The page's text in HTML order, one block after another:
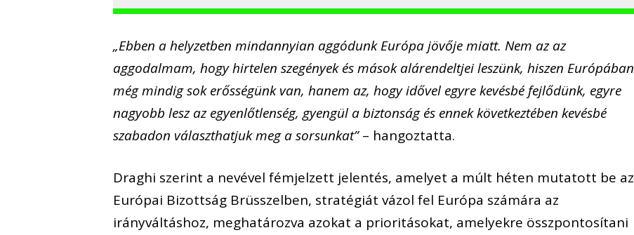
„Ebben a helyzetben mindannyian aggódunk Európa jövője miatt. Nem az az
aggodalmam, hogy hirtelen szegények és mások alárendeltjei leszünk, hiszen Európában
még mindig sok erősségünk van, hanem az, hogy idővel egyre kevésbé fejlődünk, egyre
nagyobb lesz az egyenlőtlenség, gyengül a biztonság és ennek következtében kevésbé
szabadon választhatjuk meg a sorsunkat”– hangoztatta.
Draghi szerint a nevével fémjelzett jelentés, amelyet a múlt héten mutatott be az
Európai Bizottság Brüsszelben, stratégiát vázol fel Európa számára az
irányváltáshoz, meghatározva azokat a prioritásokat, amelyekre összpontosítani